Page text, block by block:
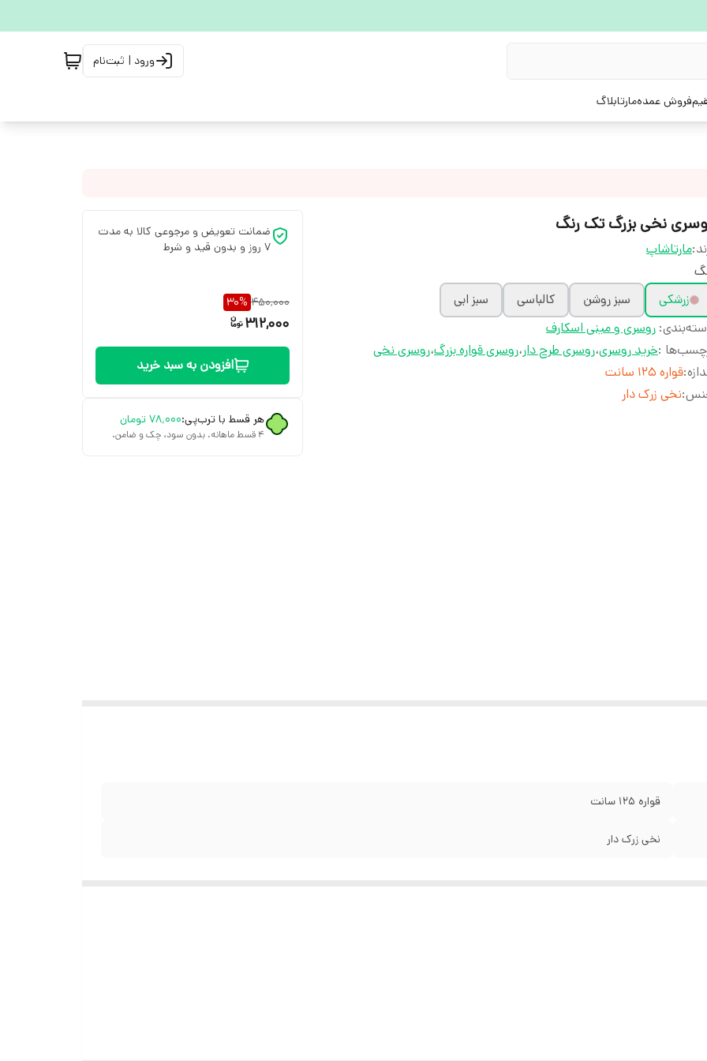
ورود | ثبت‌نام
فروش عمدهمارتابلاگ
نخی بزرگ تک رنگ
مارتاشاپ
زرشکی
سبز روشن کالباسی
سبز ابی
: روسری و مینی اسکارف
:خرید روسری،روسری طرح دار،روسری قواره بزرگ،روسری نخی
:قواره ۱۲۵ سانت
:نخی زرک دار
ضمانت تعویض و مرجوعی کالا به مدت
7 روز و بدون قید و شرط
450,000
30%
312,000
افزودن به سبد خرید
هر قسط با ترب‌پی:۷۸٬۰۰۰ تومان
۴ قسط ماهانه. بدون سود، چک و ضامن.
قواره ۱۲۵ سانت
نخی زرک دار